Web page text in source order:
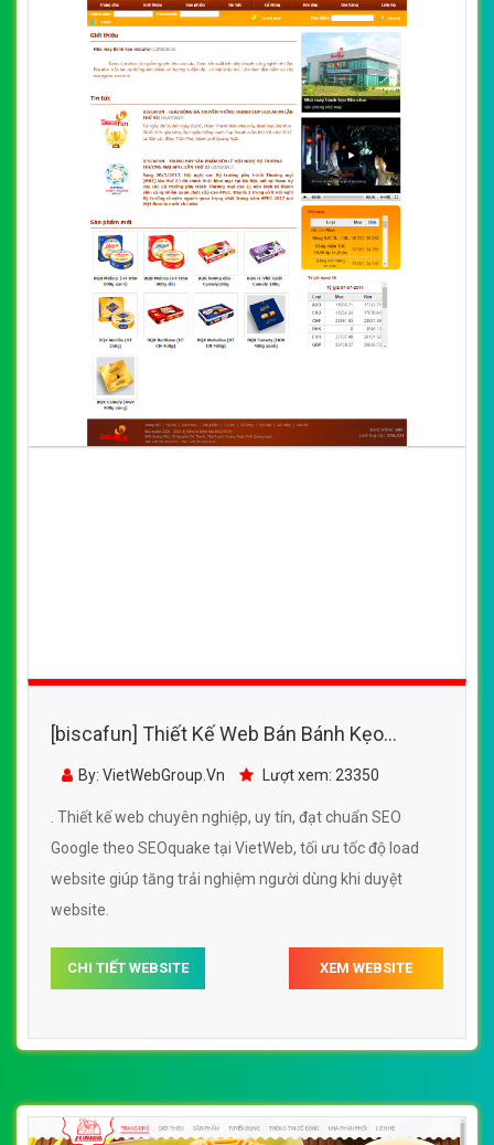
[biscafun] Thiết Kế Web Bán Bánh Kẹo
Biscafun đẹp, chuyên nghiệp chuẩn SEO
By: VietWebGroup.Vn Lượt xem: 23350
. Thiết kế web chuyên nghiệp, uy tín, đạt chuẩn SEO
Google theo SEOquake tại VietWeb, tối ưu tốc độ load
website giúp tăng trải nghiệm người dùng khi duyệt
website.
CHI TIẾT WEBSITE XEM WEBSITE